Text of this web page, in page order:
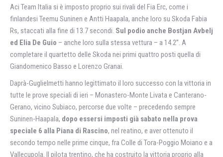
Aci Team Italia si è imposto proprio sui rivali del Fia Erc, come i
finlandesi Teemu Suninen e Antti Haapala, anche loro su Skoda Fabia
Rs, staccati alla fine di 13.7 secondi. Sul podio anche Bostjan Avbelj
ed Elia De Guio – anche loro sulla stessa vettura – a 14.2”. A
completare il quartetto delle Skoda nei primi quattro posti quella di
Giandomenico Basso e Lorenzo Granai.
Daprà-Guglielmetti hanno legittimato il loro successo con la vittoria in
tutte le prove speciali di ieri – Monastero-Monte Livata e Canterano-
Gerano, vicino Subiaco, percorse due volte – precedendo sempre
Suninen-Haapala, dopo essersi imposti già sabato nella prova
speciale 6 alla Piana di Rascino, nel reatino, e aver ottenuto il
secondo tempo nelle prime cinque, fra Colle di Tora-Poggio Moiano e a
Vallecupola. Il pilota trentino, che ha costruito la vittoria proprio alla